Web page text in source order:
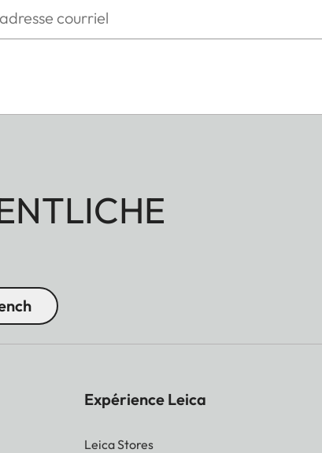
Expérience Leica
Leica Stores